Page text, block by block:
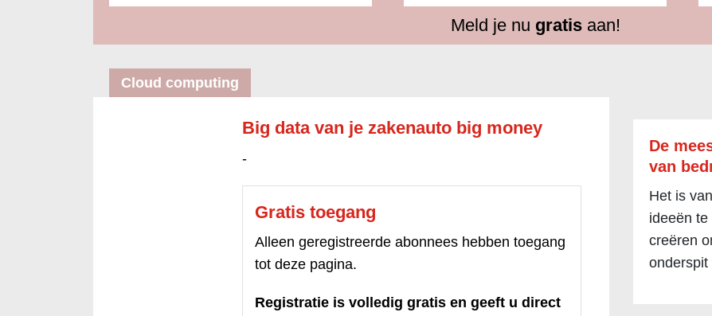
Meld je nu gratisaan!
Cloud computing
Big data van je zakenauto big money
-
Gratis toegang
Alleen geregistreerde abonnees hebben toegang
tot deze pagina.
Registratie is volledig gratis en geeft u direct
De
van
Het is
ideeën
creëren
onderspit